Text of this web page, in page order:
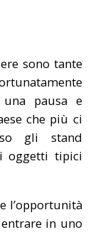
sono tante
pausa e
che più ci
gli stand
oggetti tipici
l’opportunità
in uno